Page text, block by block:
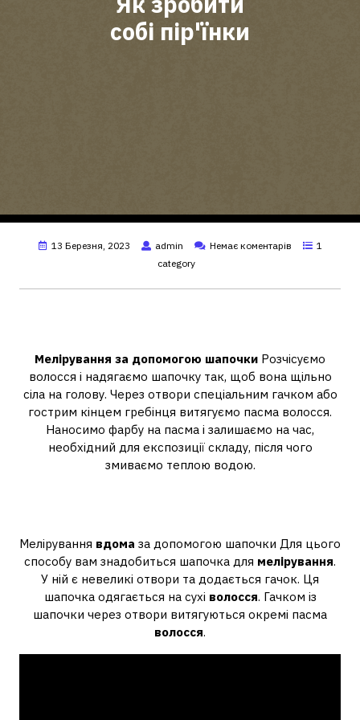
собі пір'їнки
13 Березня, 2023 admin Немає коментарів
1
category
Мелірування за допомогою шапочки Розчісуємо
волосся і надягаємо шапочку так, щоб вона щільно
сіла на голову. Через отвори спеціальним гачком або
гострим кінцем гребінця витягуємо пасма волосся.
Наносимо фарбу на пасма і залишаємо на час,
необхідний для експозиції складу, після чого
змиваємо теплою водою.
Мелірування вдома за допомогою шапочки Для цього
способу вам знадобиться шапочка для мелірування.
У ній є невеликі отвори та додається гачок. Ця
шапочка одягається на сухі волосся. Гачком із
шапочки через отвори витягуються окремі пасма
волосся.